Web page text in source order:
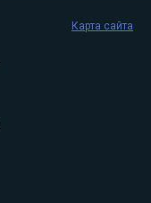
Карта сайта